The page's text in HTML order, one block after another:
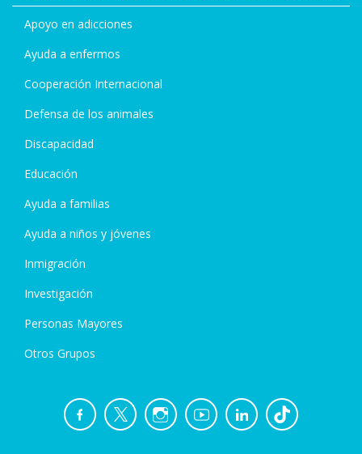
Apoyo en adicciones
Ayuda a enfermos
Cooperación Internacional
Defensa de los animales
Discapacidad
Educación
Ayuda a familias
Ayuda a niños y jóvenes
Inmigración
Investigación
Personas Mayores
Otros Grupos